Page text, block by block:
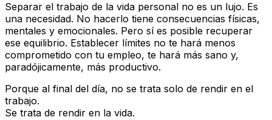
Separar el trabajo de la vida personal no es un lujo. Es
una necesidad. No hacerlo tiene consecuencias físicas,
mentales y emocionales. Pero sí es posible recuperar
ese equilibrio. Establecer límites no te hará menos
comprometido con tu empleo, te hará más sano y,
paradójicamente, más productivo.
Porque al final del día, no se trata solo de rendir en el
trabajo.
Se trata de rendir en la vida.